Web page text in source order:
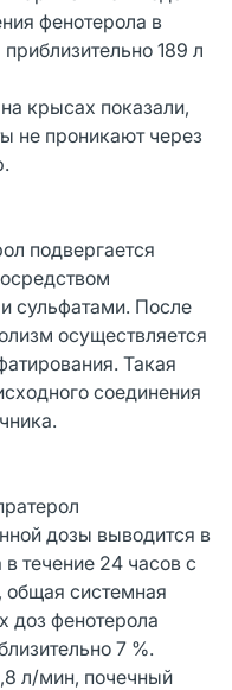
фенотерола в
189 л
крысах показали,
не проникают через
подвергается
сульфатами. После
осуществляется
Такая
соединения
дозы выводится в
течение 24 часов с
общая системная
доз фенотерола
7 %.
л/мин, почечный